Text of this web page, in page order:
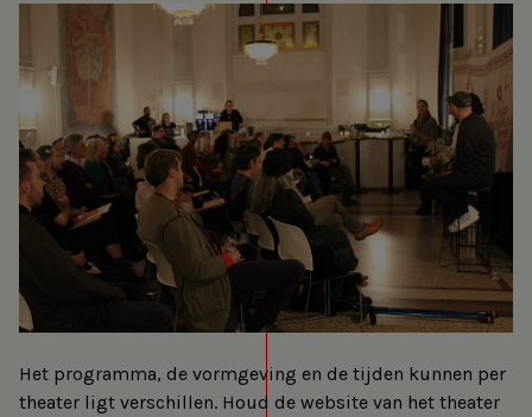
Het programma, de vormgeving en de tijden kunnen per
theater ligt verschillen. Houd de website van het theater